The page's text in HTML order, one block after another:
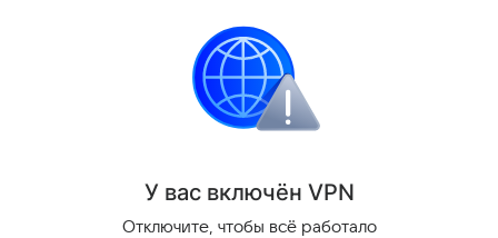
Россия Армия
Поделиться
У вас включён VPN
Отключите, чтобы всё работало